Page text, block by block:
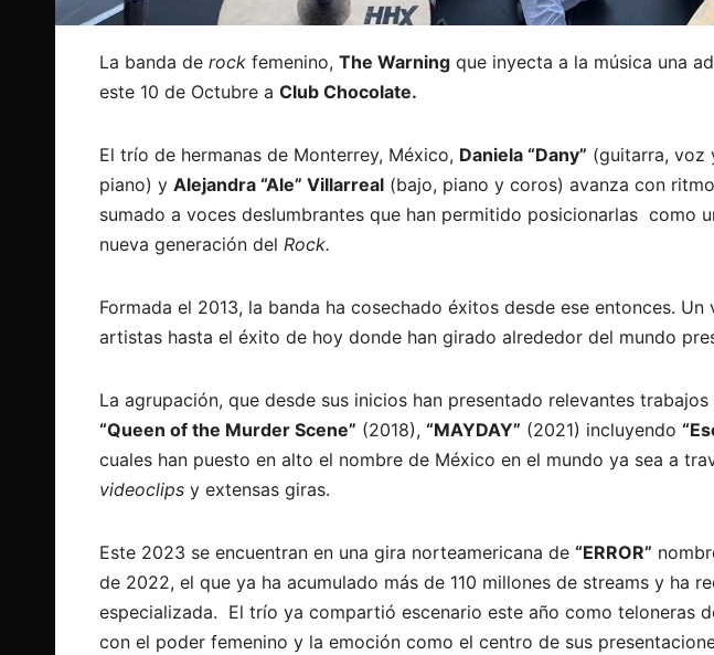
La banda de rock femenino, The Warning que inyecta a la música una
este 10 de Octubre a Club Chocolate.
El trío de hermanas de Monterrey, México, Daniela “Dany” (guitarra, voz
piano) y Alejandra “Ale” Villarreal (bajo, piano y coros) avanza con
sumado a voces deslumbrantes que han permitido posicionarlas como
nueva generación del Rock.
Formada el 2013, la banda ha cosechado éxitos desde ese entonces.
artistas hasta el éxito de hoy donde han girado alrededor del mundo
La agrupación, que desde sus inicios han presentado relevantes trabajos
“Queen of the Murder Scene” (2018), “MAYDAY” (2021) incluyendo
cuales han puesto en alto el nombre de México en el mundo ya sea a
videoclips y extensas giras.
Este 2023 se encuentran en una gira norteamericana de “ERROR”
de 2022, el que ya ha acumulado más de 110 millones de streams y ha
especializada. El trío ya compartió escenario este año como teloneras
con el poder femenino y la emoción como el centro de sus